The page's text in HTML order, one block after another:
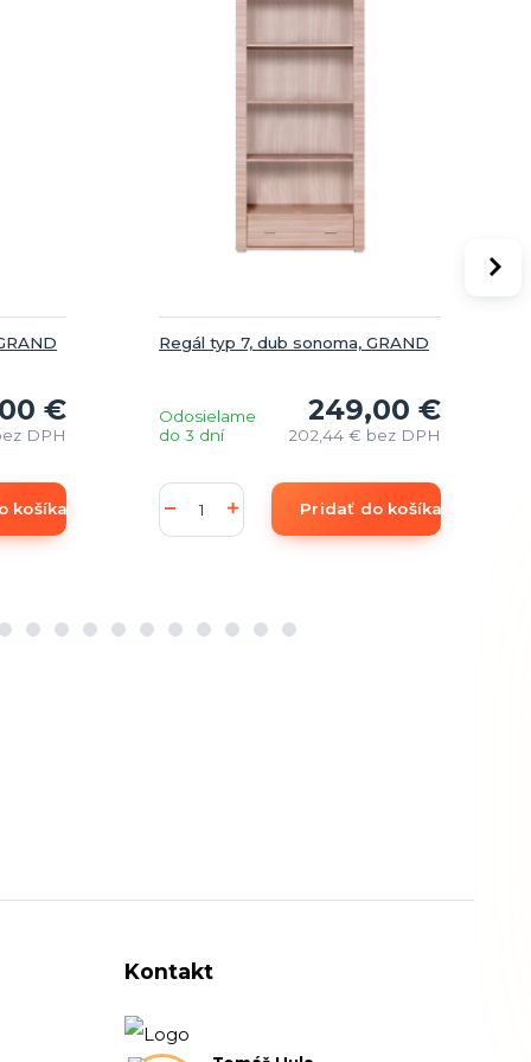
€
DPH
košíka
Regál typ 7, dub sonoma, GRAND
249,00 €
202,44 € bez DPH
Odosielame
do 3 dní
Pridať do košíka
Kontakt